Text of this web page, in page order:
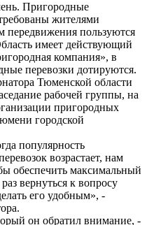
Пригородные
жителями
передвижения пользуются
имеет действующий
компания», в
перевозки дотируются.
Тюменской области
рабочей группы, на
пригородных
городской
популярность
возрастает, нам
обеспечить максимальный
вернуться к вопросу
его удобным», -
он обратил внимание, -